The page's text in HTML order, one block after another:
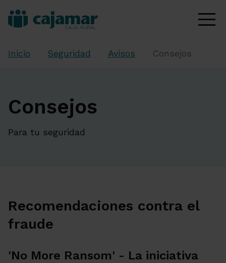
Inicio Seguridad Avisos Consejos
Consejos
Para tu seguridad
Recomendaciones contra el
fraude
'No More Ransom' - La iniciativa